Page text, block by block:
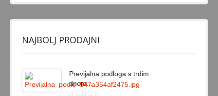
NAJBOLJ PRODAJNI
Previjalna podloga s trdim
dnom...